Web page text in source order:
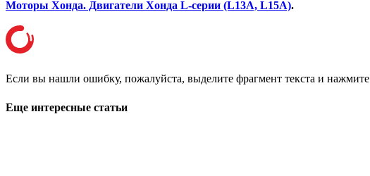
Моторы Хонда. Двигатели Хонда L-серии (L13A, L15A).
Если вы нашли ошибку, пожалуйста, выделите фрагмент текста и нажмите
Еще интересные статьи